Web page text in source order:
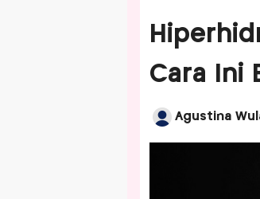
Cara Ini
Agustina